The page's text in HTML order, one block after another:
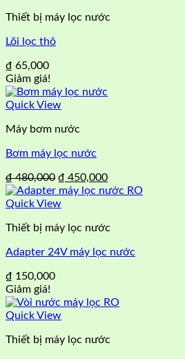
Thiết bị máy lọc nước
Lõi lọc thô
₫ 65,000
Giảm giá!
Quick View
Máy bơm nước
Bơm máy lọc nước
₫480,000 Giá
gốc
là:
₫ 450,000Giá
hiện
₫ 450,000.
Quick View
Thiết bị máy lọc nước
Adapter 24V máy lọc nước
₫ 150,000
Giảm giá!
Quick View
Thiết bị máy lọc nước